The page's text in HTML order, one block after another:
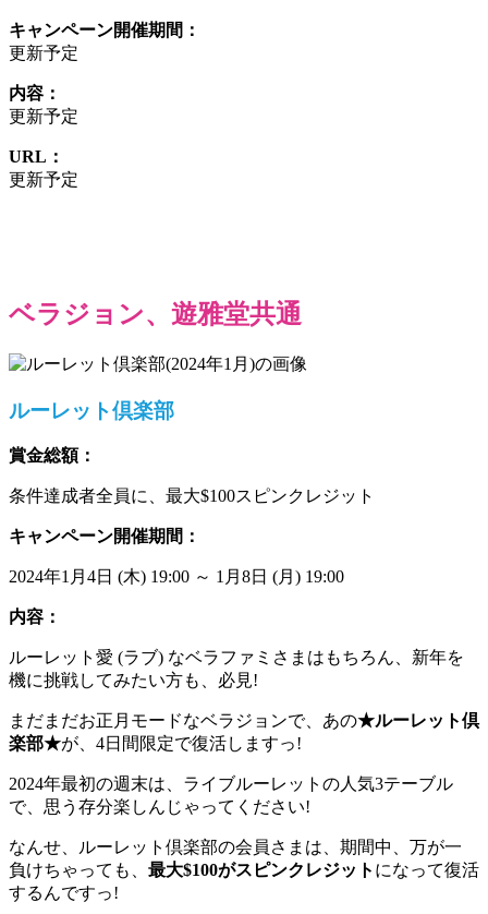
キャンペーン開催期間：
更新予定
内容：
更新予定
URL：
更新予定
ベラジョン、遊雅堂共通
ルーレット倶楽部
賞金総額：
条件達成者全員に、最大$100スピンクレジット
キャンペーン開催期間：
2024年1月4日 (木) 19:00 ～ 1月8日 (月) 19:00
内容：
ルーレット愛 (ラブ) なベラファミさまはもちろん、新年を
機に挑戦してみたい方も、必見!
まだまだお正月モードなベラジョンで、あの★ルーレット倶
楽部★が、4日間限定で復活しますっ!
2024年最初の週末は、ライブルーレットの人気3テーブル
で、思う存分楽しんじゃってください!
なんせ、ルーレット倶楽部の会員さまは、期間中、万が一
負けちゃっても、 最大$100がスピンクレジット になって復活
するんですっ!